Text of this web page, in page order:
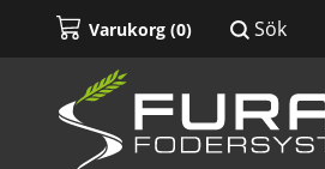
Varukorg (0) Sök